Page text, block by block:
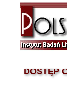
DOSTĘP